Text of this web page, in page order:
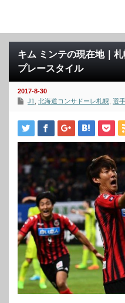
キム ミンテの現在地｜
プレースタイル
2017-8-30
J1
北海道コンサドーレ札幌 選